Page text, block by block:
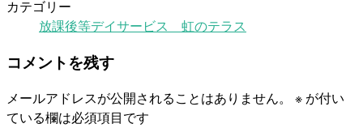
カテゴリー
放課後等デイサービス 虹のテラス
コメントを残す
メールアドレスが公開されることはありません。 ※ が付い
ている欄は必須項目です